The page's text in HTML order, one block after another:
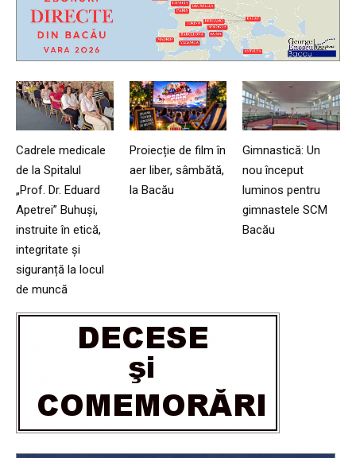
Cadrele medicale
de la Spitalul
„Prof. Dr. Eduard
Apetrei” Buhuși,
instruite în etică,
integritate și
siguranță la locul
de muncă
Proiecție de film în
aer liber, sâmbătă,
la Bacău
Gimnastică: Un
nou început
luminos pentru
gimnastele SCM
Bacău